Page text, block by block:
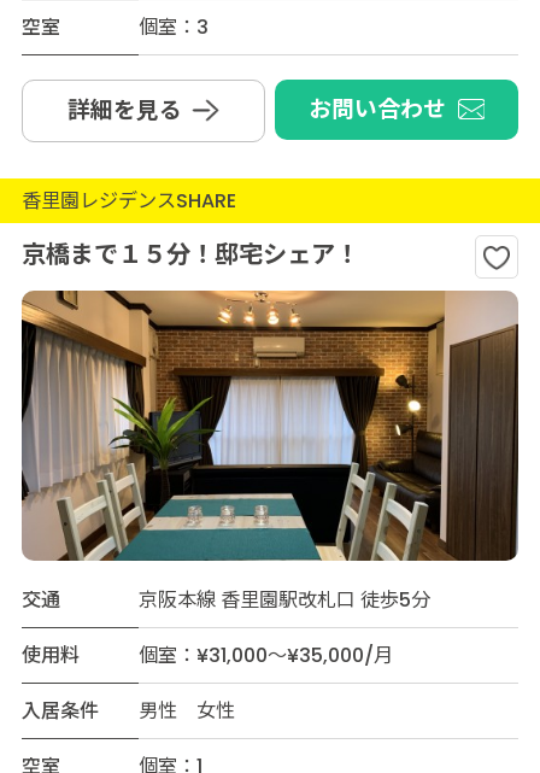
空室
個室：3
詳細を見る お問い合わせ
香里園レジデンスSHARE
京橋まで１５分！邸宅シェア！
交通
京阪本線 香里園駅改札口 徒歩5分
使用料
個室：¥31,000～¥35,000/月
入居条件
男性 女性
空室
個室：1